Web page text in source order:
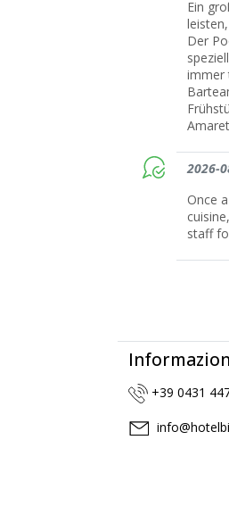
Ein
Der
immer
2026-
Once
staff
+39 0431